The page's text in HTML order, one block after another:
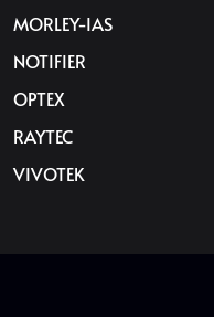
MORLEY-IAS
NOTIFIER
OPTEX
RAYTEC
VIVOTEK